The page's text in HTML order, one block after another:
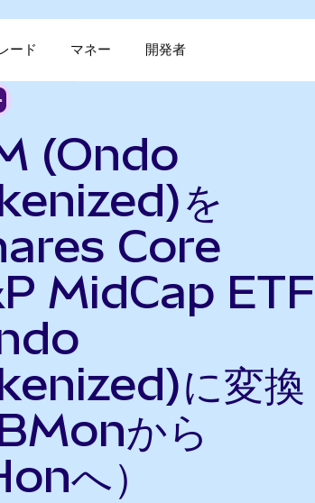
ード マネー 開発者
(Ondo
を
Core
MidCap ETF
に変換
から
へ）